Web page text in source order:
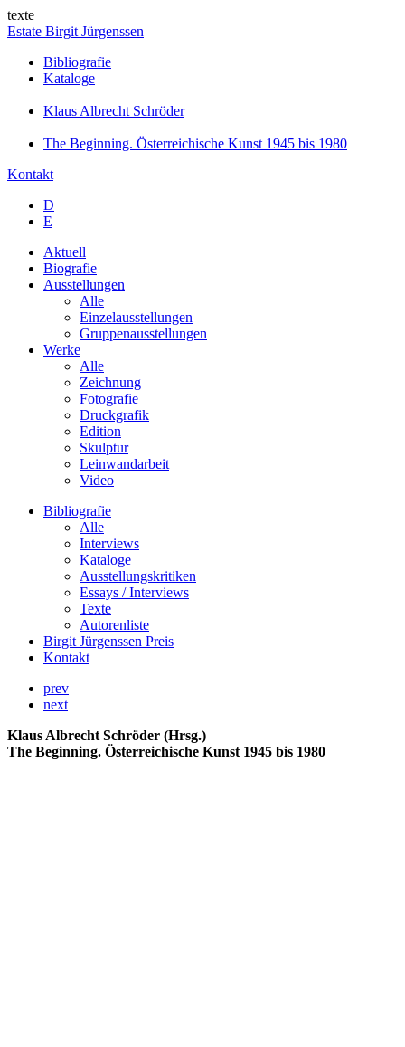
texte
Estate Birgit Jürgenssen
Bibliografie
Kataloge
Klaus Albrecht Schröder
The Beginning. Österreichische Kunst 1945 bis 1980
Kontakt
D
E
Aktuell
Biografie
Ausstellungen
Alle
Einzelausstellungen
Gruppenausstellungen
Werke
Alle
Zeichnung
Fotografie
Druckgrafik
Edition
Skulptur
Leinwandarbeit
Video
Bibliografie
Alle
Interviews
Kataloge
Ausstellungskritiken
Essays / Interviews
Texte
Autorenliste
Birgit Jürgenssen Preis
Kontakt
prev
next
Klaus Albrecht Schröder (Hrsg.)
The Beginning. Österreichische Kunst 1945 bis 1980